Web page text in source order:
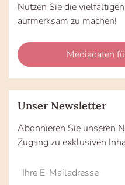
Nutzen Sie die
aufmerksam zu machen!
Mediadaten
Unser Newsletter
Abonnieren Sie unseren
Zugang zu exklusiven
Do
*Ihre